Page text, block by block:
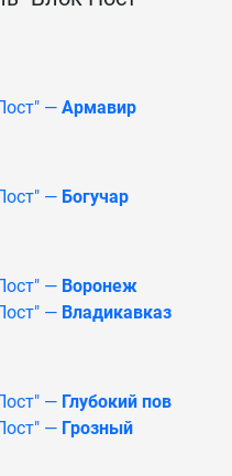
— Армавир
— Богучар
— Воронеж
— Владикавказ
— Глубокий пов
— Грозный